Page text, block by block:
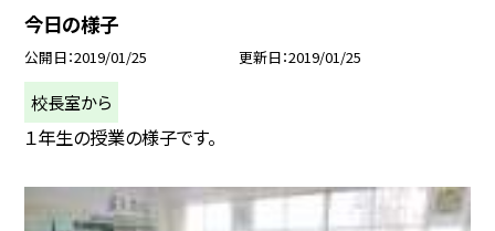
今日の様子
公開日 2019/01/25 更新日 2019/01/25
校長室から
１年生の授業の様子です。